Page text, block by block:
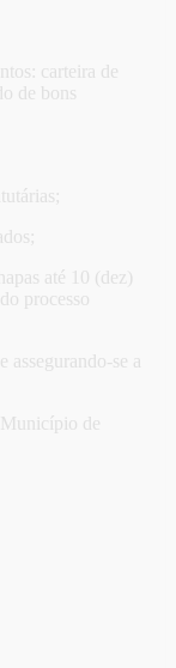
carteira de
de bons
até 10 (dez)
processo
assegurando-se a
de